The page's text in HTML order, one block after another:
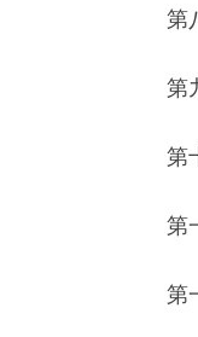
第八
第九
第十
第一
第一